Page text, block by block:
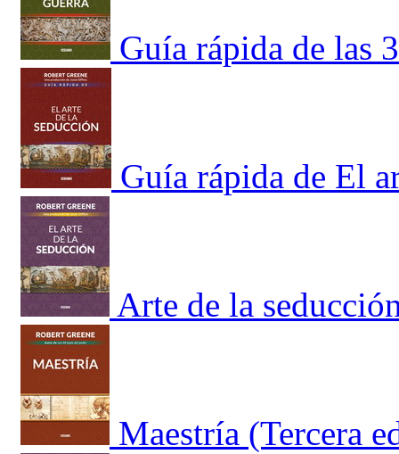
Guía rápida de las
Guía rápida de El
Arte de la
Maestría (Tercera